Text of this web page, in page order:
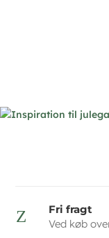
Z
Fri fragt
Ved køb